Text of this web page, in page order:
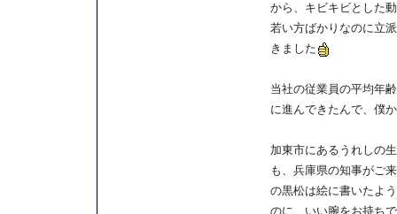
から、キビキビとした
若い方ばかりなのに立
きました
当社の従業員の平均年
に進んできたんで、僕
加東市にあるうれしの
も、兵庫県の知事がご
の黒松は絵に書いたよ
のに、いい腕をお持ち